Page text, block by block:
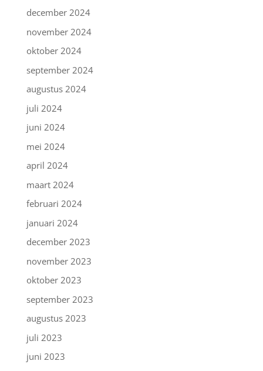
december 2024
november 2024
oktober 2024
september 2024
augustus 2024
juli 2024
juni 2024
mei 2024
april 2024
maart 2024
februari 2024
januari 2024
december 2023
november 2023
oktober 2023
september 2023
augustus 2023
juli 2023
juni 2023